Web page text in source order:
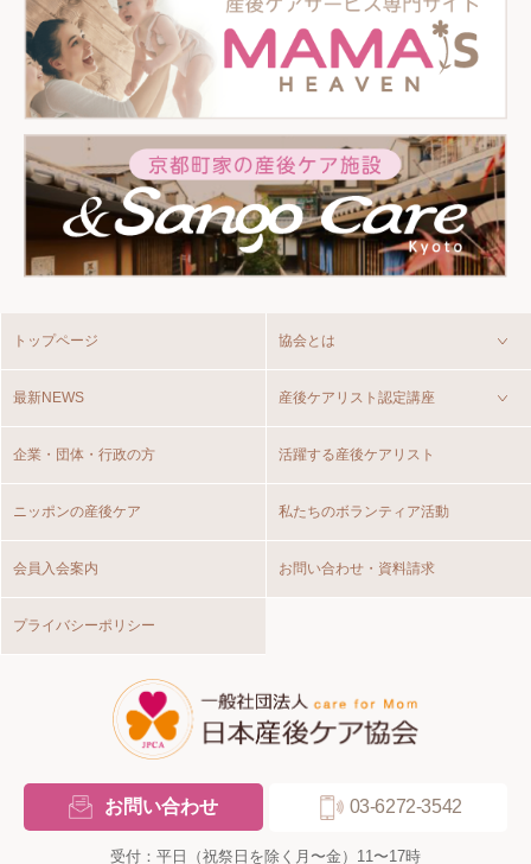
お問い合わせ 03-6272-3542
受付：平日（祝祭日を除く月〜金）11〜17時
トップページ 協会とは
最新NEWS 産後ケアリスト認定講座
企業・団体・行政の方 活躍する産後ケアリスト
ニッポンの産後ケア 私たちのボランティア活動
会員入会案内 お問い合わせ・資料請求
プライバシーポリシー